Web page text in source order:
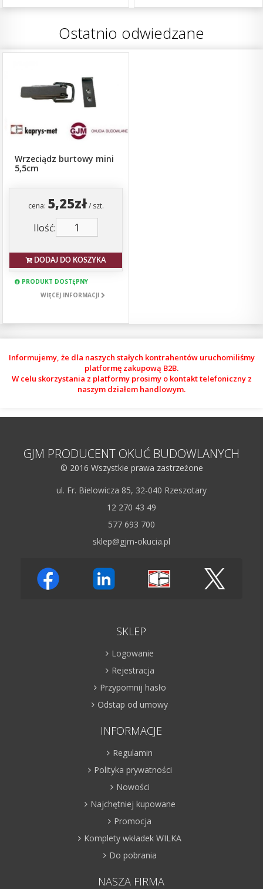
Ostatnio odwiedzane
Wrzeciądz burtowy mini
5,5cm
cena: 5,25zł/ szt.
Ilość:
DODAJ DO KOSZYKA
PRODUKT DOSTĘPNY
WIĘCEJ INFORMACJI
Informujemy, że dla naszych stałych kontrahentów uruchomiliśmy
platformę zakupową B2B.
W celu skorzystania z platformy prosimy o kontakt telefoniczny z
naszym działem handlowym.
GJM PRODUCENT OKUĆ BUDOWLANYCH
© 2016 Wszystkie prawa zastrzeżone
ul. Fr. Bielowicza 85, 32-040 Rzeszotary
12 270 43 49
577 693 700
sklep@gjm-okucia.pl
SKLEP
Logowanie
Rejestracja
Przypomnij hasło
Odstap od umowy
INFORMACJE
Regulamin
Polityka prywatności
Nowości
Najchętniej kupowane
Promocja
Komplety wkładek WILKA
Do pobrania
NASZA FIRMA